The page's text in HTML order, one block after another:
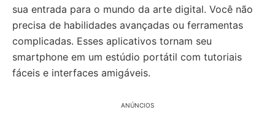
sua entrada para o mundo da arte digital. Você não
precisa de habilidades avançadas ou ferramentas
complicadas. Esses aplicativos tornam seu
smartphone em um estúdio portátil com tutoriais
fáceis e interfaces amigáveis.
ANÚNCIOS